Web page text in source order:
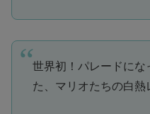
世界初！パレードにな
た、マリオたちの白熱